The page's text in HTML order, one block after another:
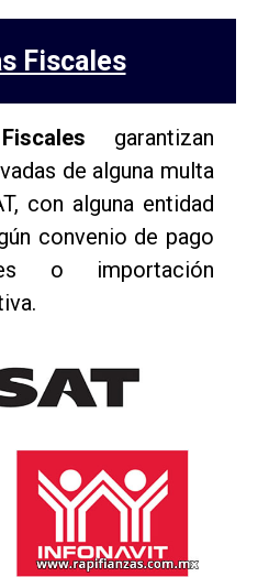
Fiscales
garantizan
de alguna multa
con alguna entidad
convenio de pago
o importación